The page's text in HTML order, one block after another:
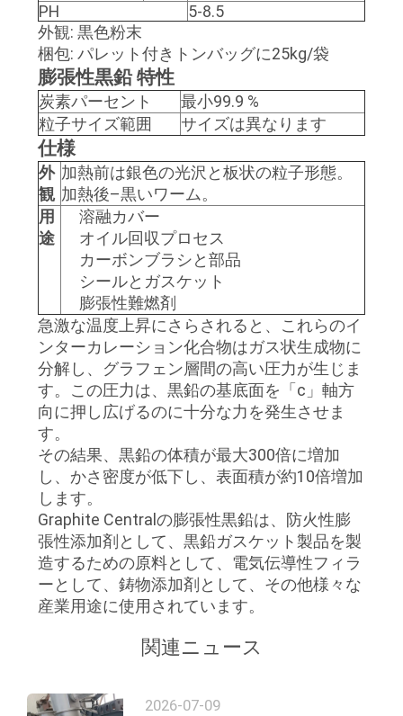
PH
5-8.5
外観: 黒色粉末
梱包: パレット付きトンバッグに25kg/袋
膨張性黒鉛 特性
炭素パーセント 最小99.9 %
粒子サイズ範囲
サイズは異なります
仕様
外
観
加熱前は銀色の光沢と板状の粒子形態。
加熱後–黒いワーム。
用
途
溶融カバー
オイル回収プロセス
カーボンブラシと部品
シールとガスケット
膨張性難燃剤
急激な温度上昇にさらされると、これらのイ
ンターカレーション化合物はガス状生成物に
分解し、グラフェン層間の高い圧力が生じま
す。この圧力は、黒鉛の基底面を「c」軸方
向に押し広げるのに十分な力を発生させま
す。
その結果、黒鉛の体積が最大300倍に増加
し、かさ密度が低下し、表面積が約10倍増加
します。
Graphite Centralの膨張性黒鉛は、防火性膨
張性添加剤として、黒鉛ガスケット製品を製
造するための原料として、電気伝導性フィラ
ーとして、鋳物添加剤として、その他様々な
産業用途に使用されています。
関連ニュース
2026-07-09